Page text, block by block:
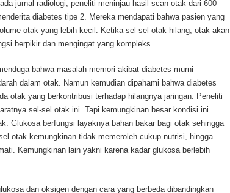
jurnal radiologi, peneliti meninjau hasil scan otak dari 600
diabetes tipe 2. Mereka mendapati bahwa pasien yang
otak yang lebih kecil. Ketika sel-sel otak hilang, otak akan
berpikir dan mengingat yang kompleks.
bahwa masalah memori akibat diabetes murni
dalam otak. Namun kemudian dipahami bahwa diabetes
otak yang berkontribusi terhadap hilangnya jaringan. Peneliti
sel-sel otak ini. Tapi kemungkinan besar kondisi ini
Glukosa berfungsi layaknya bahan bakar bagi otak sehingga
otak kemungkinan tidak memeroleh cukup nutrisi, hingga
Kemungkinan lain yakni karena kadar glukosa berlebih
dan oksigen dengan cara yang berbeda dibandingkan